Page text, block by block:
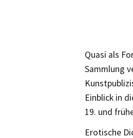
Quasi als
Sammlung
Einblick in
19. und
Erotische